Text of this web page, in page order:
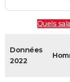
Quels
Données
2022